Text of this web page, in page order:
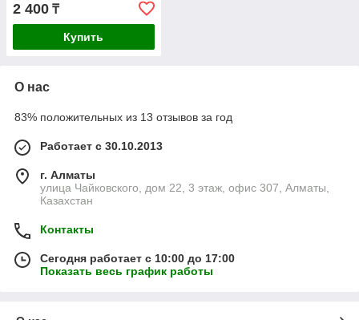
2 400 ₸
Купить
О нас
83% положительных из 13 отзывов за год
Работает с 30.10.2013
г. Алматы
улица Чайковского, дом 22, 3 этаж, офис 307, Алматы,
Казахстан
Контакты
Сегодня работает с 10:00 до 17:00
Показать весь график работы